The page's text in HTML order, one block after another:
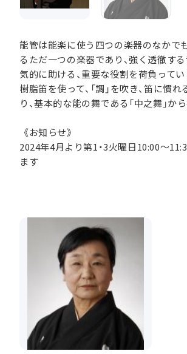
能管は能楽に使う四つの楽器のなかで
るただ一つの楽器であり、強く透徹す
気的に助ける、重要な役割を荷負って
樹脂笛を使って、「調」を吹き、笛に慣
り、基本的な能の舞である「中之舞」か
《お知らせ》
2024年4月より第1・3火曜日10:00～
ます